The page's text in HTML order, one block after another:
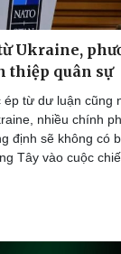
Xe máy
Tư vấn
Ukraine,
thiệp quân sự
ép từ dư luận cũng
nhiều chính
định sẽ không có
Tây vào cuộc